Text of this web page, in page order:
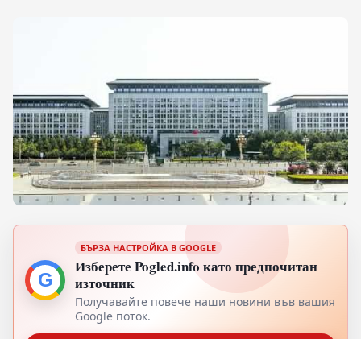
G
БЪРЗА НАСТРОЙКА В GOOGLE
Изберете Pogled.info като предпочитан
източник
Получавайте повече наши новини във вашия
Google поток.